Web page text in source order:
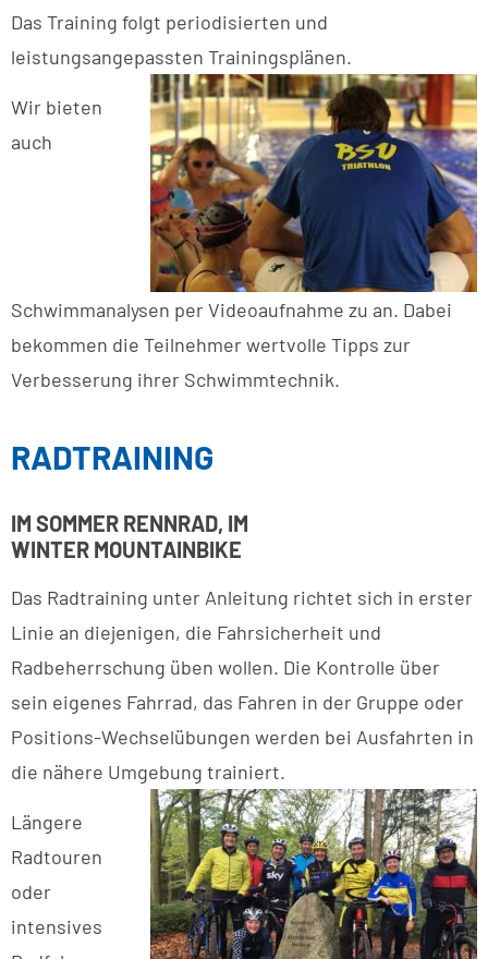
Das Training folgt periodisierten und
leistungsangepassten Trainingsplänen.
Wir bieten
auch
Schwimmanalysen per Videoaufnahme zu an. Dabei
bekommen die Teilnehmer wertvolle Tipps zur
Verbesserung ihrer Schwimmtechnik.
RADTRAINING
IM SOMMER RENNRAD, IM
WINTER MOUNTAINBIKE
Das Radtraining unter Anleitung richtet sich in erster
Linie an diejenigen, die Fahrsicherheit und
Radbeherrschung üben wollen. Die Kontrolle über
sein eigenes Fahrrad, das Fahren in der Gruppe oder
Positions-Wechselübungen werden bei Ausfahrten in
die nähere Umgebung trainiert.
Längere
Radtouren
oder
intensives